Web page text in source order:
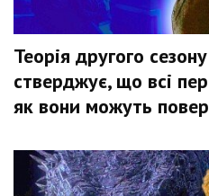
Теорія другого
стверджує, що всі
як вони можуть